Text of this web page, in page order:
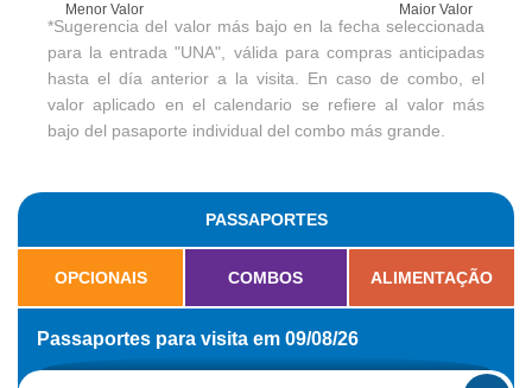
Menor Valor Maior Valor
*Sugerencia del valor más bajo en la fecha seleccionada
para la entrada "UNA", válida para compras anticipadas
hasta el día anterior a la visita. En caso de combo, el
valor aplicado en el calendario se refiere al valor más
bajo del pasaporte individual del combo más grande.
PASSAPORTES
OPCIONAIS COMBOS ALIMENTAÇÃO
Passaportes para visita em 09/08/26